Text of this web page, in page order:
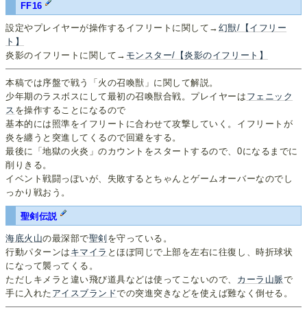
FF16
設定やプレイヤーが操作するイフリートに関して→ 幻獣/【イフリー
ト】
炎影のイフリートに関して→ モンスター/【炎影のイフリート】
本稿では序盤で戦う「火の召喚獣」に関して解説。
少年期のラスボスにして最初の召喚獣合戦。プレイヤーは フェニック
ス を操作することになるので
基本的には照準をイフリートに合わせて攻撃していく。イフリートが
炎を纏うと突進してくるので回避をする。
最後に「地獄の火炎」のカウントをスタートするので、0になるまでに
削りきる。
イベント戦闘っぽいが、失敗するとちゃんとゲームオーバーなのでし
っかり戦おう。
聖剣伝説
海底火山の最深部で聖剣 を守っている。
行動パターンは キマイラ とほぼ同じで上部を左右に往復し、時折球状
になって襲ってくる。
ただしキメラと違い飛び道具などは使ってこないので、 カーラ山脈で
手に入れた アイスブランドでの突進突きなどを使えば難なく倒せる。